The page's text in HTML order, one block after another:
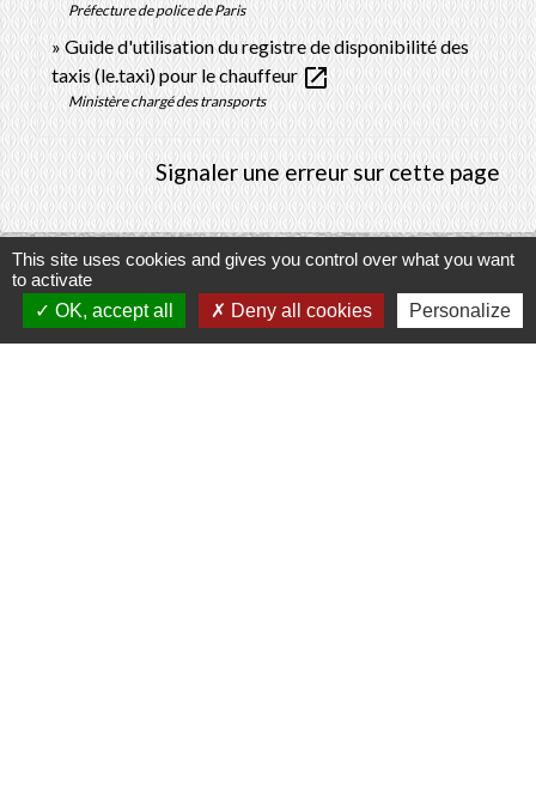
Préfecture de police de Paris
Guide d'utilisation du registre de disponibilité des
taxis (le.taxi) pour le chauffeuropen_in_new
Ministère chargé des transports
Signaler une erreur sur cette page
Contacts
This site uses cookies and gives you control over what you want
to activate
OK, accept all
Deny all cookies Personalize